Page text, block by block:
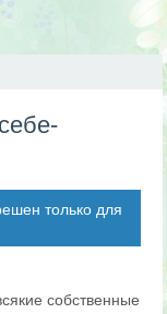
только для
собственные